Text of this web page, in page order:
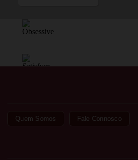
Quem Somos Fale Connosco